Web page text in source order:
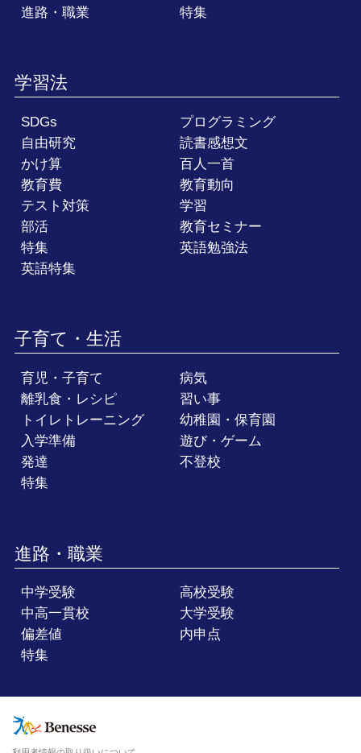
進路・職業
特集
学習法
SDGs
プログラミング
自由研究
読書感想文
かけ算
百人一首
教育費
教育動向
テスト対策
学習
部活
教育セミナー
特集
英語勉強法
英語特集
子育て・生活
育児・子育て
病気
離乳食・レシピ
習い事
トイレトレーニング
幼稚園・保育園
入学準備
遊び・ゲーム
発達
不登校
特集
進路・職業
中学受験
高校受験
中高一貫校
大学受験
偏差値
内申点
特集